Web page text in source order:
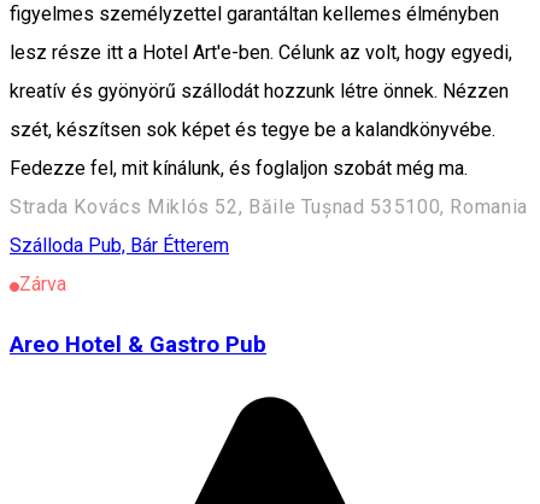
figyelmes személyzettel garantáltan kellemes élményben
lesz része itt a Hotel Art'e-ben. Célunk az volt, hogy egyedi,
kreatív és gyönyörű szállodát hozzunk létre önnek. Nézzen
szét, készítsen sok képet és tegye be a kalandkönyvébe.
Fedezze fel, mit kínálunk, és foglaljon szobát még ma.
Strada Kovács Miklós 52, Băile Tușnad 535100, Romania
Szálloda Pub, Bár Étterem
Zárva
Areo Hotel & Gastro Pub